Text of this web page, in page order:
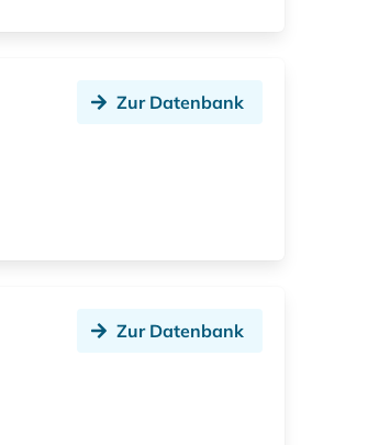
Zur Datenbank
Zur Datenbank